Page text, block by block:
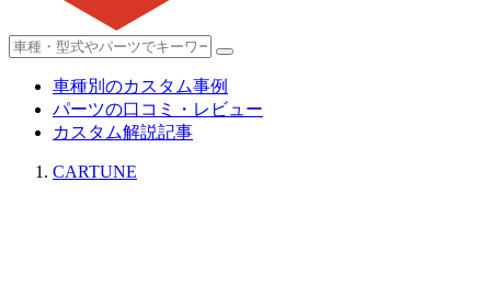
車種別のカスタム事例
パーツの口コミ・レビュー
カスタム解説記事
CARTUNE